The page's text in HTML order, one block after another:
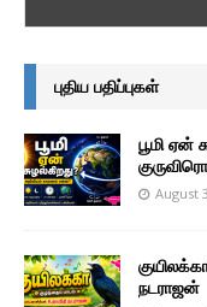
புதிய பதிப்புகள்
பூமி ஏன்
August
நடராஜன்